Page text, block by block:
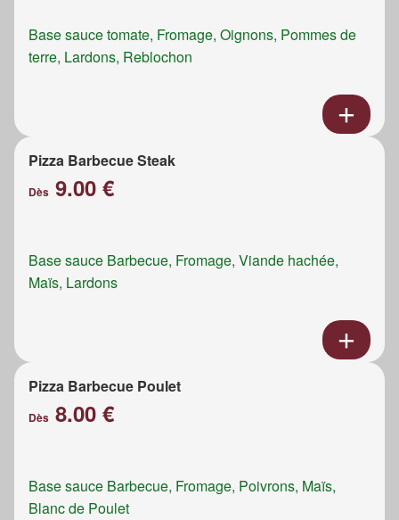
Base sauce tomate, Fromage, Oignons, Pommes de
terre, Lardons, Reblochon
Pizza Barbecue Steak
Dès 9.00 €
Base sauce Barbecue, Fromage, Viande hachée,
Maïs, Lardons
Pizza Barbecue Poulet
Dès 8.00 €
Base sauce Barbecue, Fromage, Poivrons, Maïs,
Blanc de Poulet